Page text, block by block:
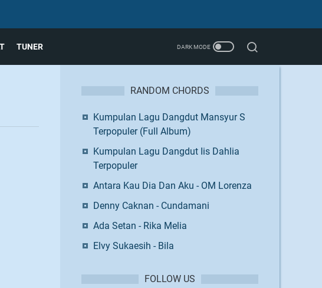
TUNER
RANDOM CHORDS
Kumpulan Lagu Dangdut Mansyur S
Terpopuler (Full Album)
Kumpulan Lagu Dangdut Iis Dahlia
Terpopuler
Antara Kau Dia Dan Aku - OM Lorenza
Denny Caknan - Cundamani
Ada Setan - Rika Melia
Elvy Sukaesih - Bila
FOLLOW US